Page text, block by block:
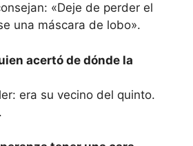
«Deje de perder el
una máscara de lobo».
acertó de dónde la
era su vecino del quinto.